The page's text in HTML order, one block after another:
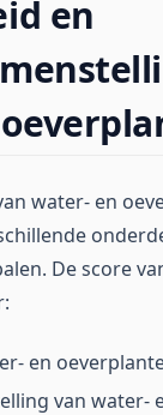
en
water- en
De score
en
van water-